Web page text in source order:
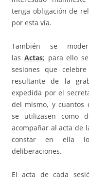
tenga obligación de
por esta vía.
También se
las Actas; para ello
sesiones que
resultante de la
expedida por el
del mismo, y cuantos
se utilizasen como
acompañar al acta de
constar en ella
deliberaciones.
El acta de cada